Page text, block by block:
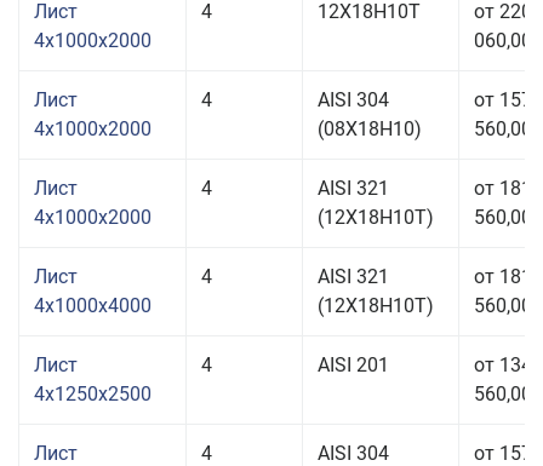
Лист
4x1000x2000
4 12Х18Н10Т
от 220
060,00
Лист
4x1000x2000
4
AISI 304
(08Х18Н10)
от 157
560,00
Лист
4x1000x2000
4
AISI 321
(12Х18Н10Т)
от 181
560,00
Лист
4x1000x4000
4
AISI 321
(12Х18Н10Т)
от 181
560,00
Лист
4x1250x2500
4 AISI 201
от 134
560,00
Лист
4
AISI 304
от 157